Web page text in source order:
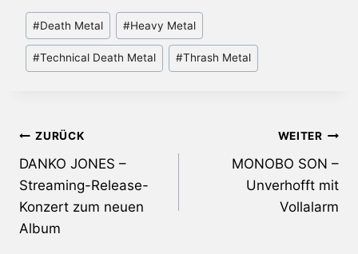
Schlagworte:
#Death Metal #Heavy Metal
#Technical Death Metal #Thrash Metal
Beitragsnavigation
ZURÜCK
DANKO JONES –
Streaming-Release-
Konzert zum neuen
Album
WEITER
MONOBO SON –
Unverhofft mit
Vollalarm